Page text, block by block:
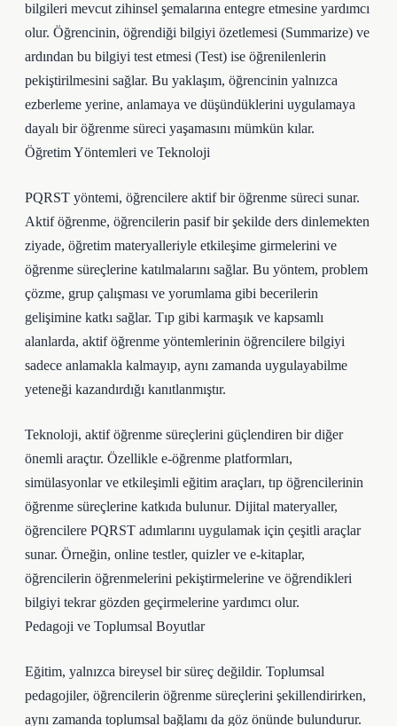
bilgileri mevcut zihinsel şemalarına entegre etmesine yardımcı
olur. Öğrencinin, öğrendiği bilgiyi özetlemesi (Summarize) ve
ardından bu bilgiyi test etmesi (Test) ise öğrenilenlerin
pekiştirilmesini sağlar. Bu yaklaşım, öğrencinin yalnızca
ezberleme yerine, anlamaya ve düşündüklerini uygulamaya
dayalı bir öğrenme süreci yaşamasını mümkün kılar.
Öğretim Yöntemleri ve Teknoloji
PQRST yöntemi, öğrencilere aktif bir öğrenme süreci sunar.
Aktif öğrenme, öğrencilerin pasif bir şekilde ders dinlemekten
ziyade, öğretim materyalleriyle etkileşime girmelerini ve
öğrenme süreçlerine katılmalarını sağlar. Bu yöntem, problem
çözme, grup çalışması ve yorumlama gibi becerilerin
gelişimine katkı sağlar. Tıp gibi karmaşık ve kapsamlı
alanlarda, aktif öğrenme yöntemlerinin öğrencilere bilgiyi
sadece anlamakla kalmayıp, aynı zamanda uygulayabilme
yeteneği kazandırdığı kanıtlanmıştır.
Teknoloji, aktif öğrenme süreçlerini güçlendiren bir diğer
önemli araçtır. Özellikle e-öğrenme platformları,
simülasyonlar ve etkileşimli eğitim araçları, tıp öğrencilerinin
öğrenme süreçlerine katkıda bulunur. Dijital materyaller,
öğrencilere PQRST adımlarını uygulamak için çeşitli araçlar
sunar. Örneğin, online testler, quizler ve e-kitaplar,
öğrencilerin öğrenmelerini pekiştirmelerine ve öğrendikleri
bilgiyi tekrar gözden geçirmelerine yardımcı olur.
Pedagoji ve Toplumsal Boyutlar
Eğitim, yalnızca bireysel bir süreç değildir. Toplumsal
pedagojiler, öğrencilerin öğrenme süreçlerini şekillendirirken,
aynı zamanda toplumsal bağlamı da göz önünde bulundurur.